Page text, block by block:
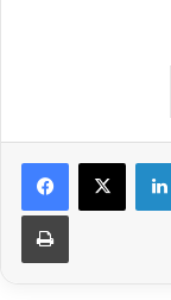
Facebook
X
Imprimir